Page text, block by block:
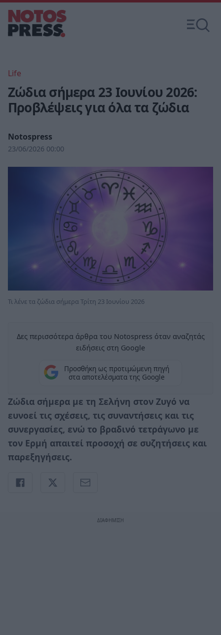
Life
Ζώδια σήμερα 23 Ιουνίου 2026:
Προβλέψεις για όλα τα ζώδια
Notospress
23/06/2026 00:00
Τι λένε τα ζώδια σήμερα Τρίτη 23 Ιουνίου 2026
Δες περισσότερα άρθρα του Notospress όταν αναζητάς
ειδήσεις στη Google
Προσθήκη ως προτιμώμενη πηγή
στα αποτελέσματα της Google
Ζώδια σήμερα με τη Σελήνη στον Ζυγό να
ευνοεί τις σχέσεις, τις συναντήσεις και τις
συνεργασίες, ενώ το βραδινό τετράγωνο με
τον Ερμή απαιτεί προσοχή σε συζητήσεις και
παρεξηγήσεις.